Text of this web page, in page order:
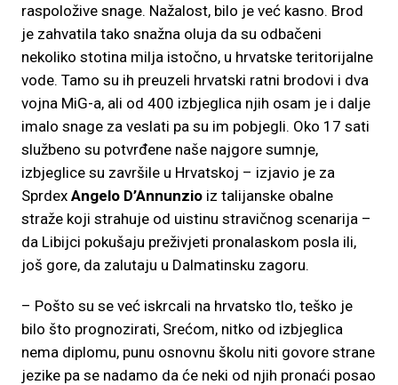
raspoložive snage. Nažalost, bilo je već kasno. Brod
je zahvatila tako snažna oluja da su odbačeni
nekoliko stotina milja istočno, u hrvatske teritorijalne
vode. Tamo su ih preuzeli hrvatski ratni brodovi i dva
vojna MiG-a, ali od 400 izbjeglica njih osam je i dalje
imalo snage za veslati pa su im pobjegli. Oko 17 sati
službeno su potvrđene naše najgore sumnje,
izbjeglice su završile u Hrvatskoj – izjavio je za
Sprdex Angelo D’Annunzio iz talijanske obalne
straže koji strahuje od uistinu stravičnog scenarija –
da Libijci pokušaju preživjeti pronalaskom posla ili,
još gore, da zalutaju u Dalmatinsku zagoru.
– Pošto su se već iskrcali na hrvatsko tlo, teško je
bilo što prognozirati, Srećom, nitko od izbjeglica
nema diplomu, punu osnovnu školu niti govore strane
jezike pa se nadamo da će neki od njih pronaći posao